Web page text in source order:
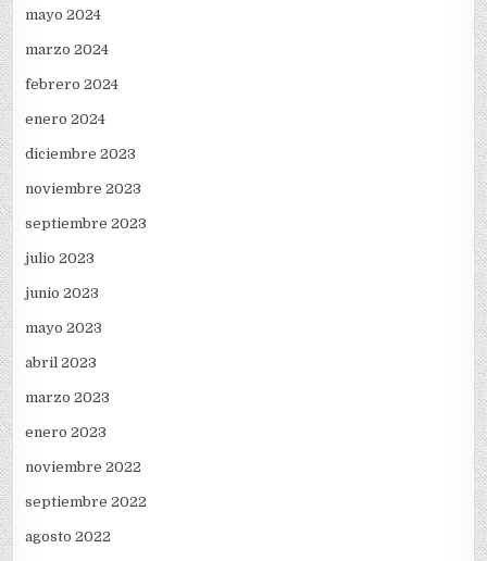
mayo 2024
marzo 2024
febrero 2024
enero 2024
diciembre 2023
noviembre 2023
septiembre 2023
julio 2023
junio 2023
mayo 2023
abril 2023
marzo 2023
enero 2023
noviembre 2022
septiembre 2022
agosto 2022